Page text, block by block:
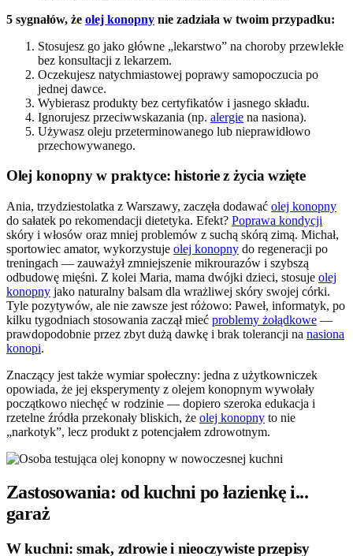
5 sygnałów, że olej konopny nie zadziała w twoim przypadku:
Stosujesz go jako główne „lekarstwo” na choroby przewlekłe
bez konsultacji z lekarzem.
Oczekujesz natychmiastowej poprawy samopoczucia po
jednej dawce.
Wybierasz produkty bez certyfikatów i jasnego składu.
Ignorujesz przeciwwskazania (np. alergie na nasiona).
Używasz oleju przeterminowanego lub nieprawidłowo
przechowywanego.
Olej konopny w praktyce: historie z życia wzięte
Ania, trzydziestolatka z Warszawy, zaczęła dodawać olej konopny
do sałatek po rekomendacji dietetyka. Efekt? Poprawa kondycji
skóry i włosów oraz mniej problemów z suchą skórą zimą. Michał,
sportowiec amator, wykorzystuje olej konopny do regeneracji po
treningach — zauważył zmniejszenie mikrourazów i szybszą
odbudowę mięśni. Z kolei Maria, mama dwójki dzieci, stosuje olej
konopny jako naturalny balsam dla wrażliwej skóry swojej córki.
Tyle pozytywów, ale nie zawsze jest różowo: Paweł, informatyk, po
kilku tygodniach stosowania zaczął mieć problemy żołądkowe —
prawdopodobnie przez zbyt dużą dawkę i brak tolerancji na nasiona
konopi.
Znaczący jest także wymiar społeczny: jedna z użytkowniczek
opowiada, że jej eksperymenty z olejem konopnym wywołały
początkowo niechęć w rodzinie — dopiero szeroka edukacja i
rzetelne źródła przekonały bliskich, że olej konopny to nie
„narkotyk”, lecz produkt z potencjałem zdrowotnym.
Zastosowania: od kuchni po łazienkę i...
garaż
W kuchni: smak, zdrowie i nieoczywiste przepisy